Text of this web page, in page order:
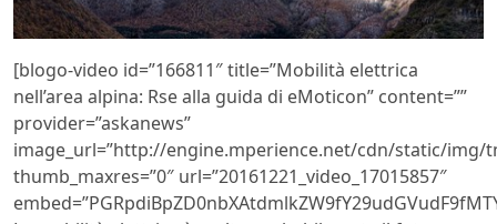
[blogo-video id=”166811″ title=”Mobilità elettrica
nell’area alpina: Rse alla guida di eMoticon” content=””
provider=”askanews”
image_url=”http://engine.mperience.net/cdn/static/img/
thumb_maxres=”0″ url=”20161221_video_17015857″